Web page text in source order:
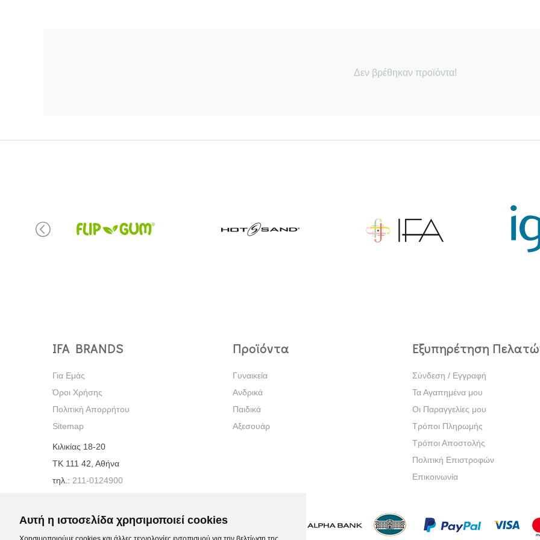
Αυτή η ιστοσελίδα χρησιμοποιεί cookies
Δεν βρέθηκαν προϊόντα!
IFA BRANDS
Για Εμάς
Όροι Χρήσης
Πολιτική Απορρήτου
Sitemap
Κιλικίας 18-20
ΤΚ 111 42, Αθήνα
τηλ.: 211-0124900
Προϊόντα
Γυναικεία
Ανδρικά
Παιδικά
Αξεσουάρ
Εξυπηρέτηση
Σύνδεση / Εγγραφή
Τα Αγαπημένα μου
Οι Παραγγελίες μου
Τρόποι Πληρωμής
Τρόποι Αποστολής
Πολιτική Επιστροφών
Επικοινωνία